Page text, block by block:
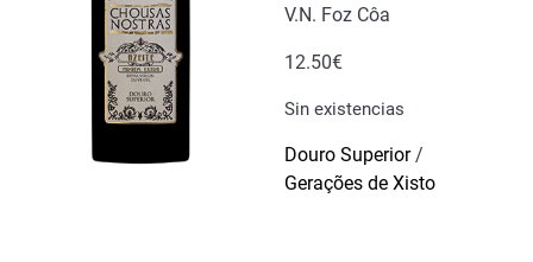
V.N. Foz Côa
12.50€
Sin existencias
Douro Superior/
Gerações de Xisto